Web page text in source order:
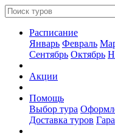
Расписание
Январь Февраль
Сентябрь Октябрь
Акции
Помощь
Выбор тура
Доставка туров